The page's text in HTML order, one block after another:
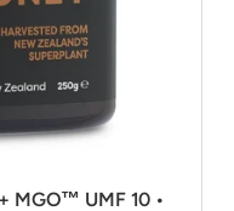
MGO™ UMF 10 •